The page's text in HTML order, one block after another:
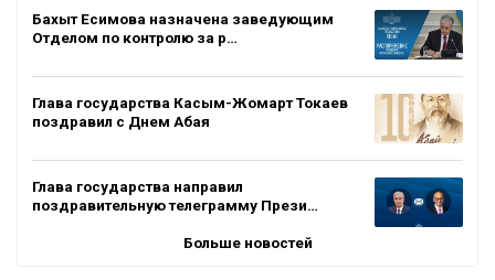
Бахыт Есимова назначена заведующим
Отделом по контролю за р…
Глава государства Касым-Жомарт Токаев
поздравил с Днем Абая
Глава государства направил
поздравительную телеграмму Прези…
Больше новостей